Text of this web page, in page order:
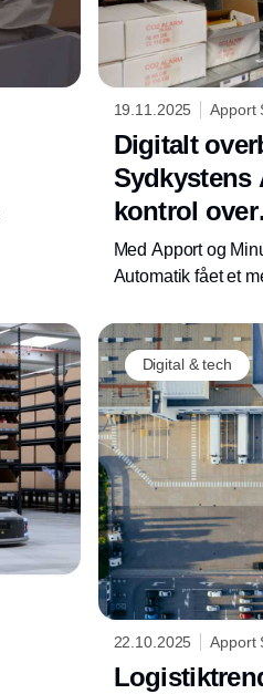
19.11.2025 Apport
Digitalt
Sydkystens
kontrol over
Med Apport og
Automatik fået et
Digital & tech
22.10.2025 Apport